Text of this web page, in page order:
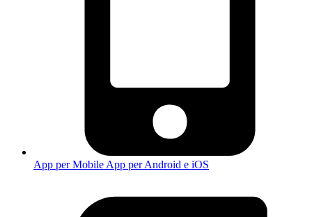
App per Mobile App per Android e iOS